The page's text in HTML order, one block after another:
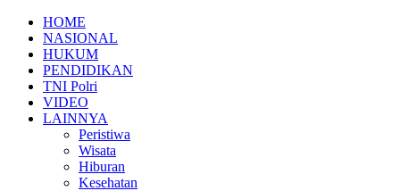
HOME
NASIONAL
HUKUM
PENDIDIKAN
TNI Polri
VIDEO
LAINNYA
Peristiwa
Wisata
Hiburan
Kesehatan